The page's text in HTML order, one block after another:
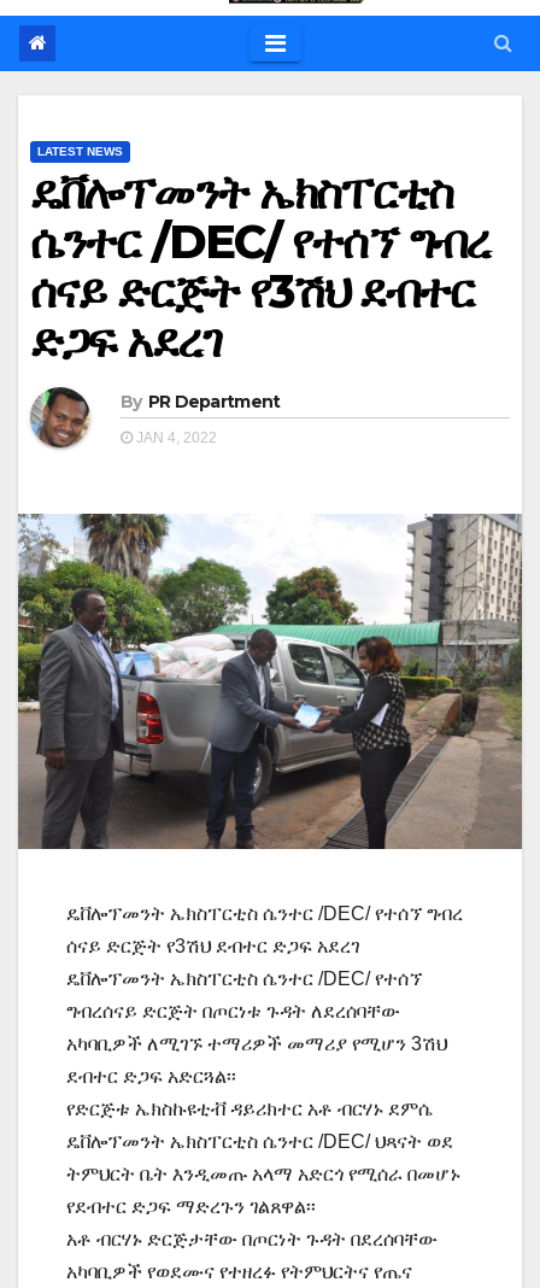
LATEST NEWS
ዴቨሎፕመንት ኤክስፐርቲስ
ሴንተር /DEC/ የተሰኘ ግብረ
ሰናይ ድርጅት የ3ሽህ ደብተር
ድጋፍ አደረገ
By PR Department
JAN 4, 2022
ዴቨሎፕመንት ኤክስፐርቲስ ሴንተር /DEC/ የተሰኘ ግብረ
ሰናይ ድርጅት የ3ሽህ ደብተር ድጋፍ አደረገ
ዴቨሎፕመንት ኤክስፐርቲስ ሴንተር /DEC/ የተሰኘ
ግብረሰናይ ድርጅት በጦርነቱ ጉዳት ለደረሰባቸው
አካባቢዎች ለሚገኙ ተማሪዎች መማሪያ የሚሆን 3ሽህ
ደብተር ድጋፍ አድርጓል፡፡
የድርጅቱ ኤክስኩዩቲቭ ዳይሪክተር አቶ ብርሃኑ ደምሴ
ዴቨሎፕመንት ኤክስፐርቲስ ሴንተር /DEC/ ህጻናት ወደ
ትምህርት ቤት እንዲመጡ አላማ አድርጎ የሚሰራ በመሆኑ
የደብተር ድጋፍ ማድረጉን ገልጸዋል፡፡
አቶ ብርሃኑ ድርጅታቸው በጦርነት ጉዳት በደረሰባቸው
አካባቢዎች የወደሙና የተዘረፉ የትምህርትና የጤና